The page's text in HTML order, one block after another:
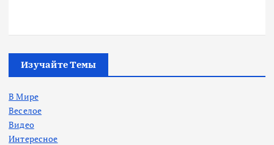
Изучайте Темы
В Мире
Веселое
Видео
Интересное